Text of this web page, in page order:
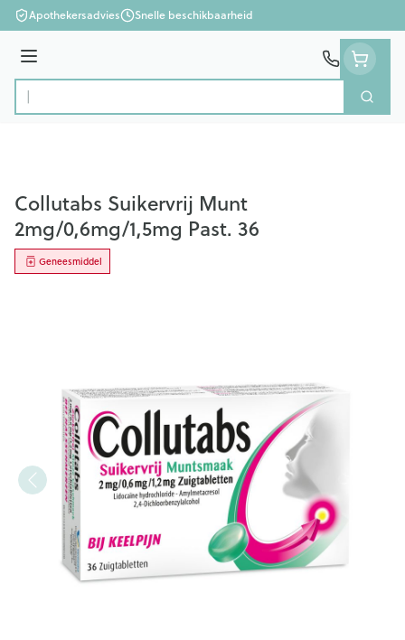
Ga naar de inhoud
Apothekersadvies Snelle beschikbaarheid
Menu
Product, merk, categorie...
Zoek
Collutabs Suikervrij Munt
2mg/0,6mg/1,5mg Past. 36
Geneesmiddel